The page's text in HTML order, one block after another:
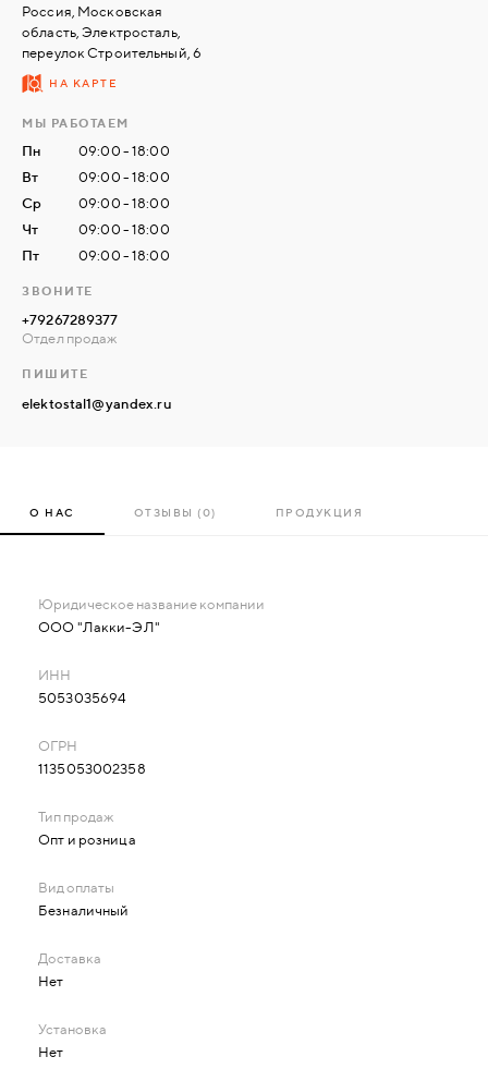
ВОЙТИ
Россия, Московская
область, Электросталь,
переулок Строительный, 6
НА КАРТЕ
МЫ РАБОТАЕМ
Пн
09:00 - 18:00
Вт
09:00 - 18:00
Ср
09:00 - 18:00
Чт
09:00 - 18:00
Пт
09:00 - 18:00
ЗВОНИТЕ
+79267289377
Отдел продаж
ПИШИТЕ
elektostal1@yandex.ru
О НАС ОТЗЫВЫ (0) ПРОДУКЦИЯ
ООО "Лакки-ЭЛ"
5053035694
1135053002358
Опт и розница
Безналичный
Нет
Нет